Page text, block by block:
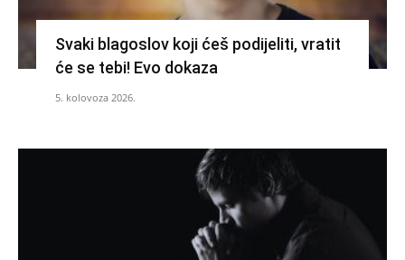
Svaki blagoslov koji ćeš podijeliti, vratit
će se tebi! Evo dokaza
5. kolovoza 2026.